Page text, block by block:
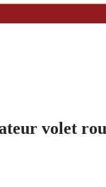
volet